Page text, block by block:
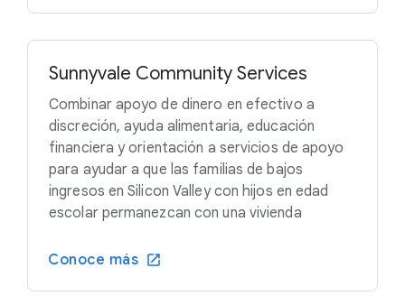
Sunnyvale Community Services
Combinar apoyo de dinero en efectivo a
discreción, ayuda alimentaria, educación
financiera y orientación a servicios de apoyo
para ayudar a que las familias de bajos
ingresos en Silicon Valley con hijos en edad
escolar permanezcan con una vivienda
Conoce más